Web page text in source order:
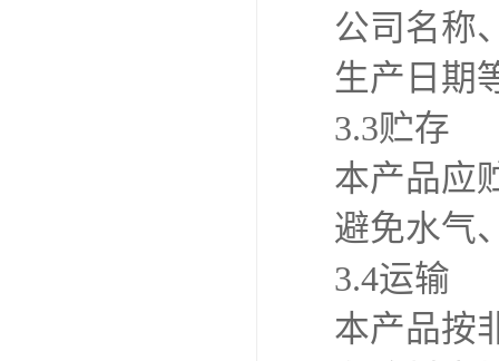
公司名称
生产日期
3.3贮存
本产品应
避免水气
3.4运输
本产品按